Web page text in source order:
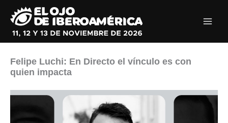
contenido
Felipe Luchi: En Directo el vínculo es con
quien impacta